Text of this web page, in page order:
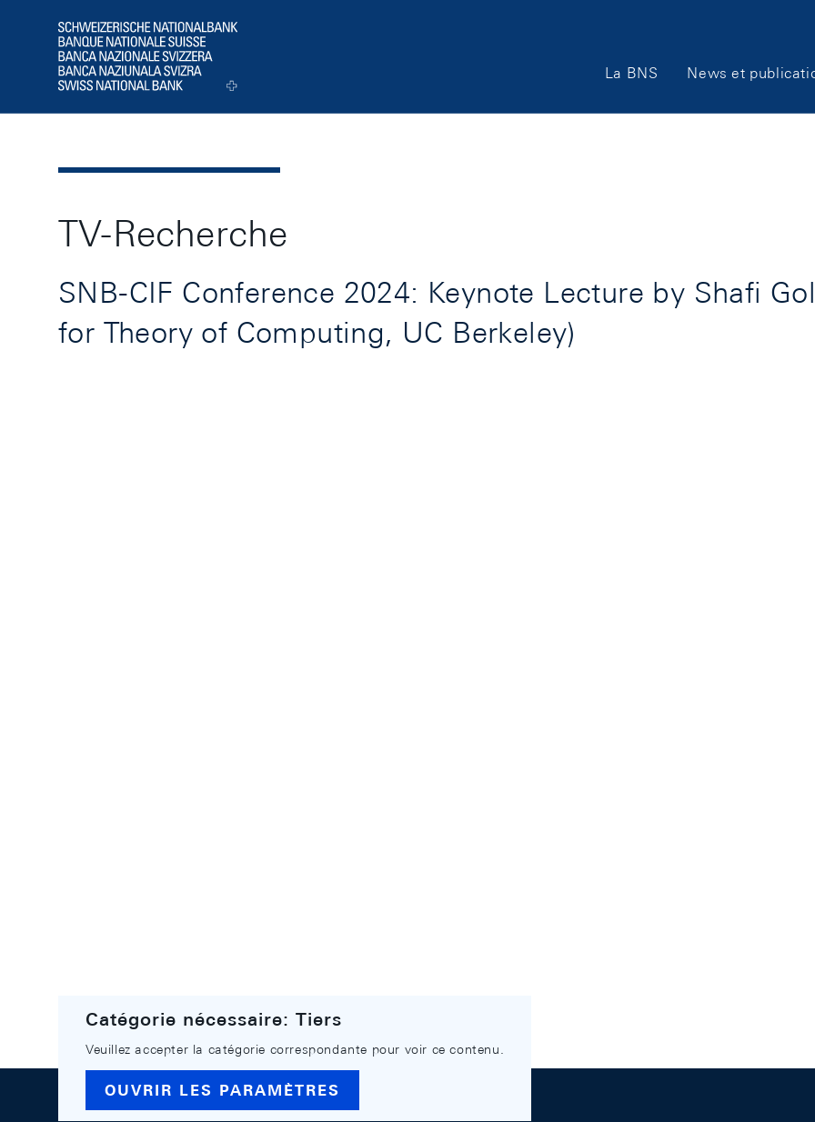
Logo
Main
Navigation
La BNS News et
TV-Recherche
SNB-CIF Conference 2024: Keynote Lecture by Shafi
for Theory of Computing, UC Berkeley)
Catégorie nécessaire: Tiers
Veuillez accepter la catégorie correspondante pour voir ce contenu.
OUVRIR LES PARAMÈTRES
Footer